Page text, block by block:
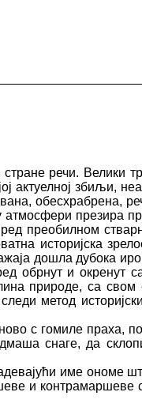
речи. Велики
актуелној збиљи,
обесхрабрена,
атмосфери презира
преобилном
историјска
дошла дубока
обрнут и окренут
природе, са свом
метод
с гомиле праха,
снаге, да
име ономе
и контрамаршеве